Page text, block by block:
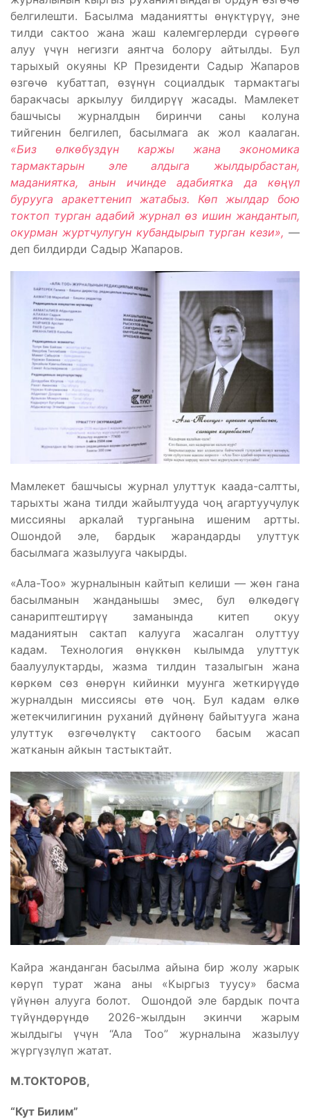
белгилешти. Басылма маданиятты өнүктүрүү, эне
тилди сактоо жана жаш калемгерлерди сүрөөгө
алуу үчүн негизги аянтча болору айтылды. Бул
тарыхый окуяны КР Президенти Садыр Жапаров
өзгөчө кубаттап, өзүнүн социалдык тармактагы
баракчасы аркылуу билдирүү жасады. Мамлекет
башчысы журналдын биринчи саны колуна
тийгенин белгилеп, басылмага ак жол каалаган.
«Биз өлкөбүздүн каржы жана экономика
тармактарын эле алдыга жылдырбастан,
маданиятка, анын ичинде адабиятка да көңүл
бурууга аракеттенип жатабыз. Көп жылдар бою
токтоп турган адабий журнал өз ишин жандантып,
окурман журтчулугун кубандырып турган кези», —
деп билдирди Садыр Жапаров.
Мамлекет башчысы журнал улуттук каада-салтты,
тарыхты жана тилди жайылтууда чоң агартуучулук
миссияны аркалай турганына ишеним артты.
Ошондой эле, бардык жарандарды улуттук
басылмага жазылууга чакырды.
«Ала-Тоо» журналынын кайтып келиши — жөн гана
басылманын жанданышы эмес, бул өлкөдөгү
санариптештирүү заманында китеп окуу
маданиятын сактап калууга жасалган олуттуу
кадам. Технология өнүккөн кылымда улуттук
баалуулуктарды, жазма тилдин тазалыгын жана
көркөм сөз өнөрүн кийинки муунга жеткирүүдө
журналдын миссиясы өтө чоң. Бул кадам өлкө
жетекчилигинин руханий дүйнөнү байытууга жана
улуттук өзгөчөлүктү сактоого басым жасап
жатканын айкын тастыктайт.
Кайра жанданган басылма айына бир жолу жарык
көрүп турат жана аны «Кыргыз туусу» басма
үйүнөн алууга болот. Ошондой эле бардык почта
түйүндөрүндө 2026-жылдын экинчи жарым
жылдыгы үчүн “Ала Тоо” журналына жазылуу
жүргүзүлүп жатат.
М.ТОКТОРОВ,
“Кут Билим”